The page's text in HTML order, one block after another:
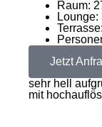
Raum:
Lounge:
Jetzt
sehr hell
mit